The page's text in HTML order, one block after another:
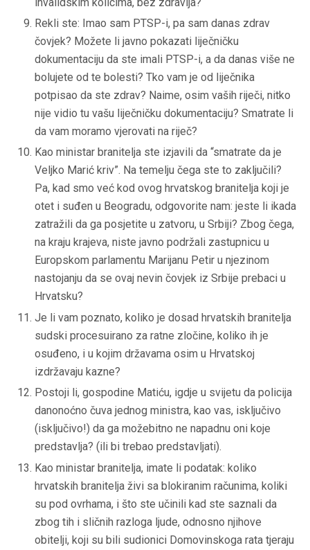
Rekli ste: Imao sam PTSP-i, pa sam danas zdrav
čovjek? Možete li javno pokazati liječničku
dokumentaciju da ste imali PTSP-i, a da danas više ne
bolujete od te bolesti? Tko vam je od liječnika
potpisao da ste zdrav? Naime, osim vaših riječi, nitko
nije vidio tu vašu liječničku dokumentaciju? Smatrate li
da vam moramo vjerovati na riječ?
Kao ministar branitelja ste izjavili da “smatrate da je
Veljko Marić kriv”. Na temelju čega ste to zaključili?
Pa, kad smo već kod ovog hrvatskog branitelja koji je
otet i suđen u Beogradu, odgovorite nam: jeste li ikada
zatražili da ga posjetite u zatvoru, u Srbiji? Zbog čega,
na kraju krajeva, niste javno podržali zastupnicu u
Europskom parlamentu Marijanu Petir u njezinom
nastojanju da se ovaj nevin čovjek iz Srbije prebaci u
Hrvatsku?
Je li vam poznato, koliko je dosad hrvatskih branitelja
sudski procesuirano za ratne zločine, koliko ih je
osuđeno, i u kojim državama osim u Hrvatskoj
izdržavaju kazne?
Postoji li, gospodine Matiću, igdje u svijetu da policija
danonoćno čuva jednog ministra, kao vas, isključivo
(isključivo!) da ga možebitno ne napadnu oni koje
predstavlja? (ili bi trebao predstavljati).
Kao ministar branitelja, imate li podatak: koliko
hrvatskih branitelja živi sa blokiranim računima, koliki
su pod ovrhama, i što ste učinili kad ste saznali da
zbog tih i sličnih razloga ljude, odnosno njihove
obitelji, koji su bili sudionici Domovinskoga rata tjeraju